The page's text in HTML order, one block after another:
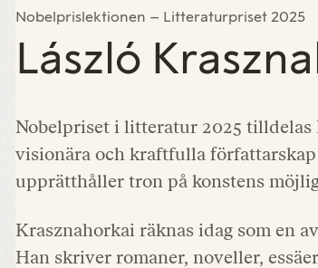
Nobelprislektionen – Litteraturpriset 2025
László
Nobelpriset i litteratur 2025 tilldelas
visionära och kraftfulla
upprätthåller tron på konstens
Krasznahorkai räknas idag som en
Han skriver romaner, noveller,